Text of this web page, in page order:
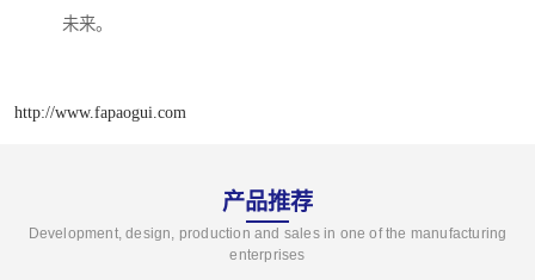
未来。
http://www.fapaogui.com
产品推荐
Development, design, production and sales in one of the manufacturing
enterprises